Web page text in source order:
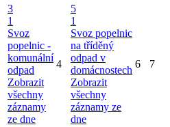
3
1
Svoz
popelnic -
komunální
odpad
Zobrazit
všechny
záznamy
ze dne
4
5
1
Svoz popelnic
na tříděný
odpad v
domácnostech
Zobrazit
všechny
záznamy ze
dne
6 7